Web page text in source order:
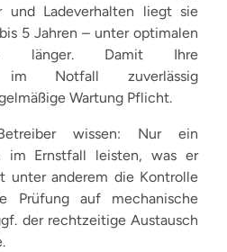
und Ladeverhalten liegt sie
5 Jahren – unter optimalen
länger. Damit Ihre
im Notfall zuverlässig
Wartung Pflicht.
wissen: Nur ein
im Ernstfall leisten, was er
unter anderem die Kontrolle
Prüfung auf mechanische
der rechtzeitige Austausch